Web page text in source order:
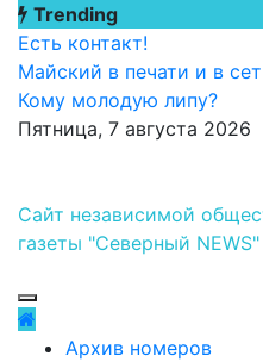
Перейти
содержимому
Trending
Есть контакт!
Майский в печати и в
Кому молодую липу?
Пятница, 7 августа 2026
Сайт независимой
газеты "Северный NEWS"
Архив номеров